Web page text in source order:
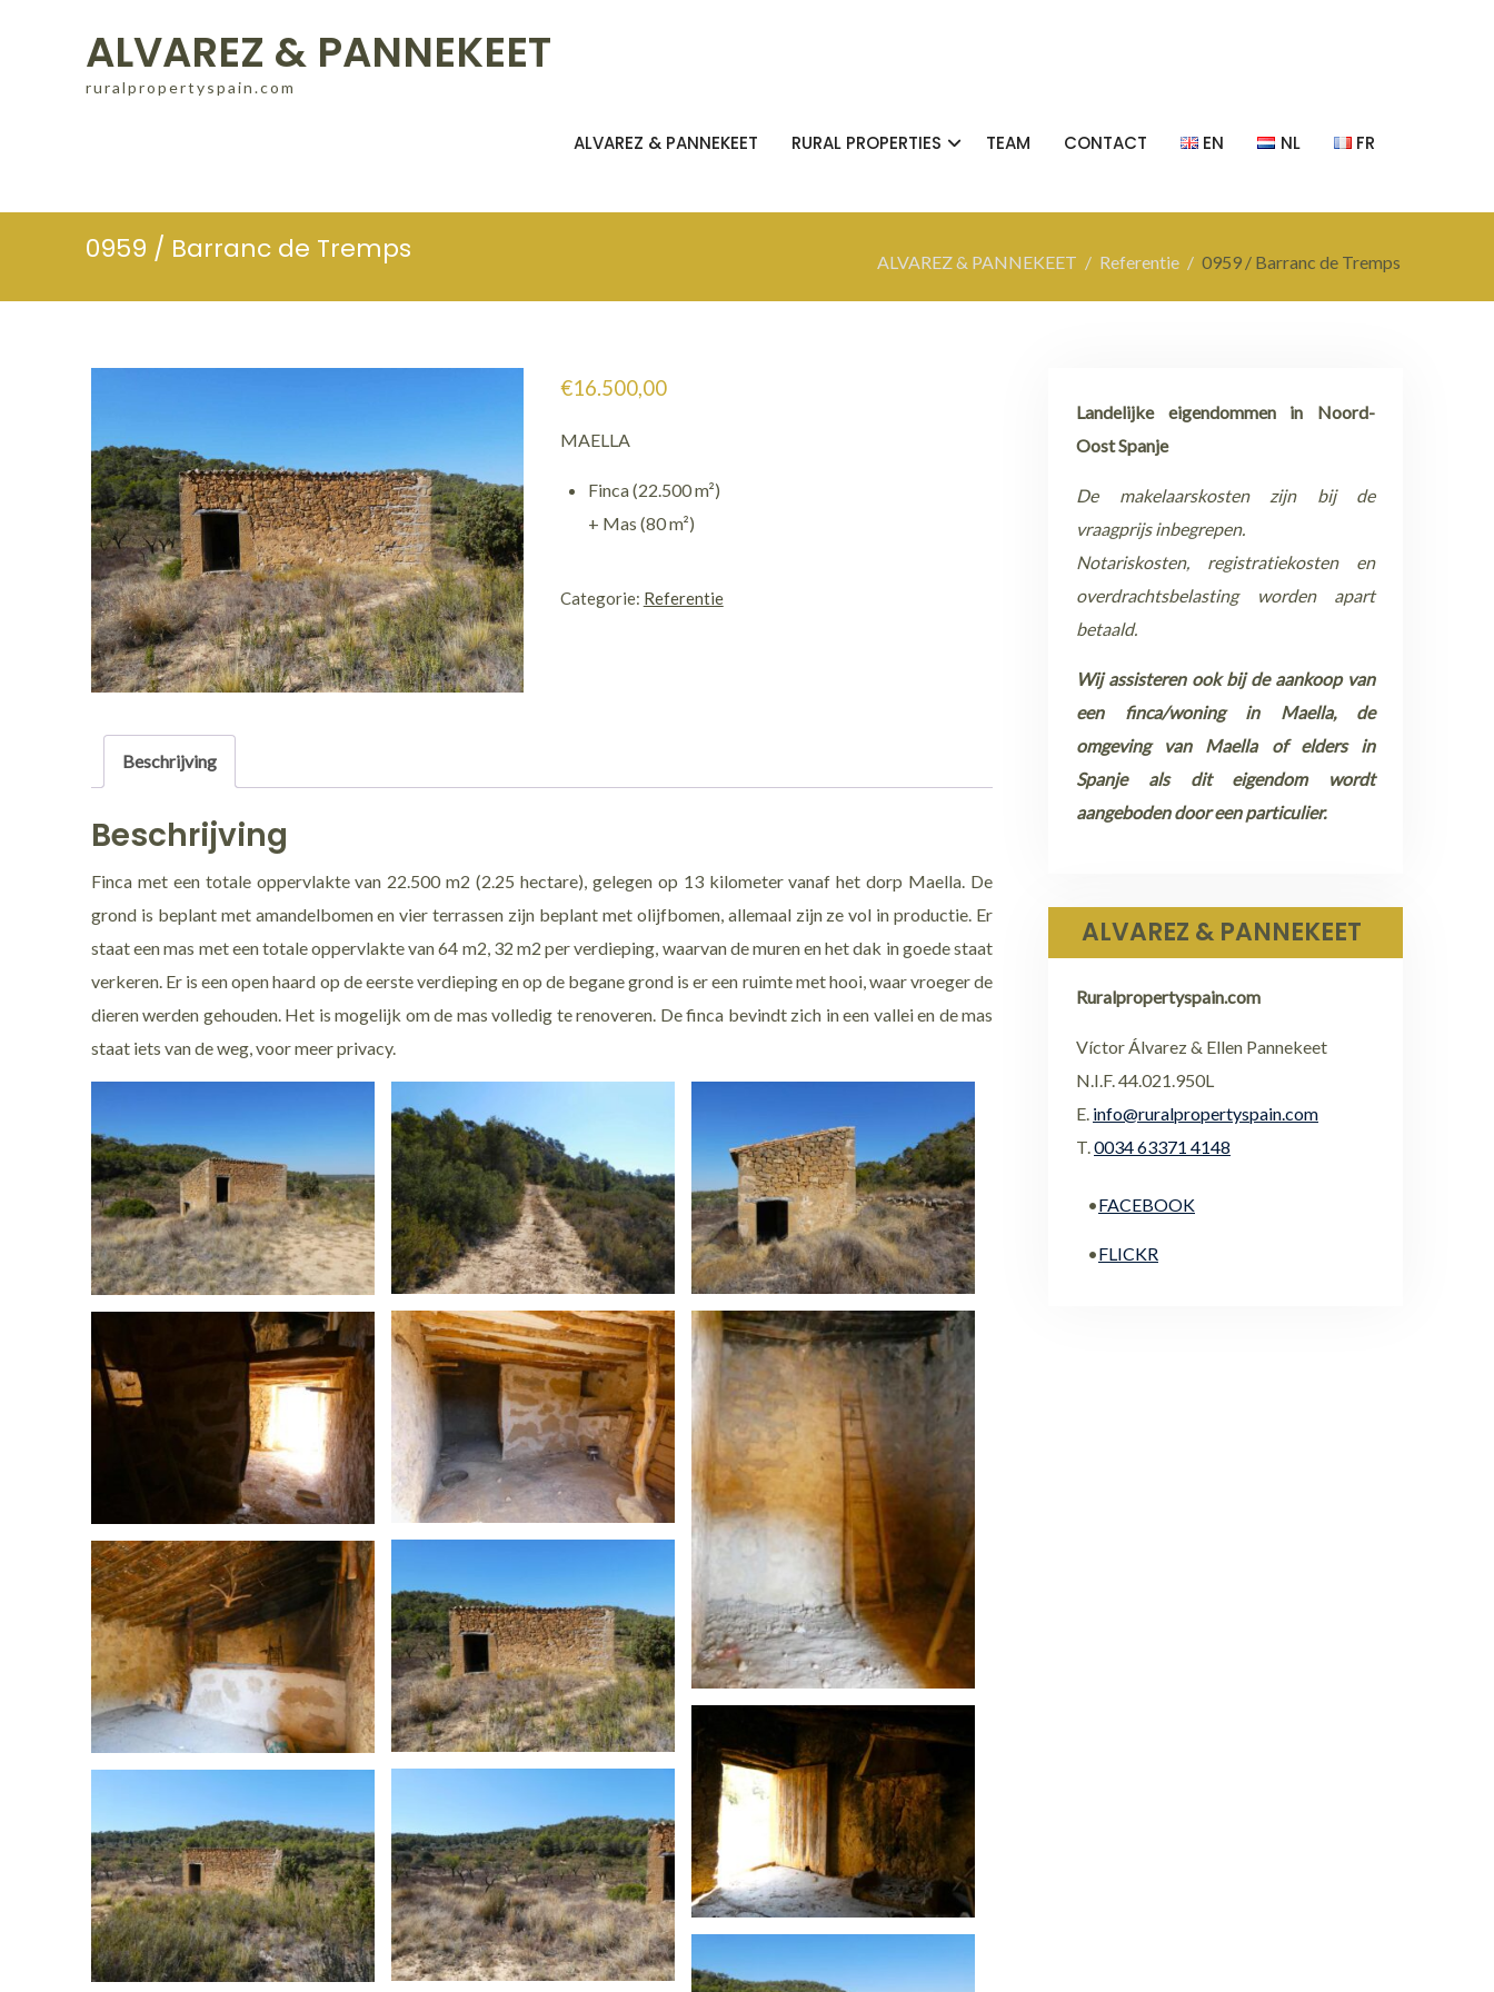
ALVAREZ & PANNEKEET
ruralpropertyspain.com
ALVAREZ & PANNEKEET RURAL PROPERTIES TEAM CONTACT EN NL FR
0959 / Barranc de Tremps ALVAREZ & PANNEKEET Referentie 0959 / Barranc de Tremps
€16.500,00
MAELLA
Finca (22.500 m²)
+ Mas (80 m²)
/
Categorie: Referentie
Beschrijving
Beschrijving
Finca met een totale oppervlakte van 22.500 m2 (2.25 hectare), gelegen op 13 kilometer vanaf het dorp Maella. De
grond is beplant met amandelbomen en vier terrassen zijn beplant met olijfbomen, allemaal zijn ze vol in productie. Er
staat een mas met een totale oppervlakte van 64 m2, 32 m2 per verdieping, waarvan de muren en het dak in goede staat
verkeren. Er is een open haard op de eerste verdieping en op de begane grond is er een ruimte met hooi, waar vroeger de
dieren werden gehouden. Het is mogelijk om de mas volledig te renoveren. De finca bevindt zich in een vallei en de mas
staat iets van de weg, voor meer privacy.
Landelijke eigendommen in Noord-
Oost Spanje
De makelaarskosten zijn bij de
vraagprijs inbegrepen.
Notariskosten, registratiekosten en
overdrachtsbelasting worden apart
betaald.
Wij assisteren ook bij de aankoop van
een finca/woning in Maella, de
omgeving van Maella of elders in
Spanje als dit eigendom wordt
aangeboden door een particulier.
ALVAREZ & PANNEKEET
Ruralpropertyspain.com
Víctor Álvarez & Ellen Pannekeet
N.I.F. 44.021.950L
E. info@ruralpropertyspain.com
T.0034 63371 4148
•FACEBOOK
•FLICKR